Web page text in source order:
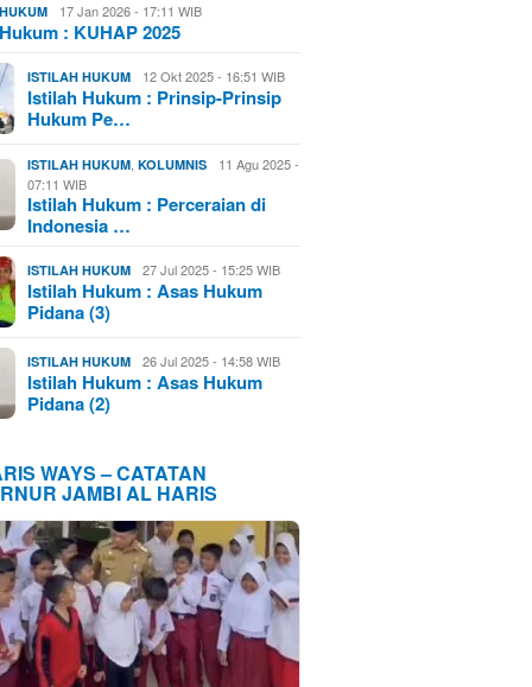
17 Jan 2026 - 17:11 WIB
: KUHAP 2025
ISTILAH HUKUM 12 Okt 2025 - 16:51 WIB
Istilah Hukum : Prinsip-Prinsip
Hukum Pe…
ISTILAH HUKUM ,KOLUMNIS
11 Agu 2025 -
07:11 WIB
Istilah Hukum : Perceraian di
Indonesia …
ISTILAH HUKUM 27 Jul 2025 - 15:25 WIB
Istilah Hukum : Asas Hukum
Pidana (3)
ISTILAH HUKUM 26 Jul 2025 - 14:58 WIB
Istilah Hukum : Asas Hukum
Pidana (2)
WAYS – CATATAN
JAMBI AL HARIS